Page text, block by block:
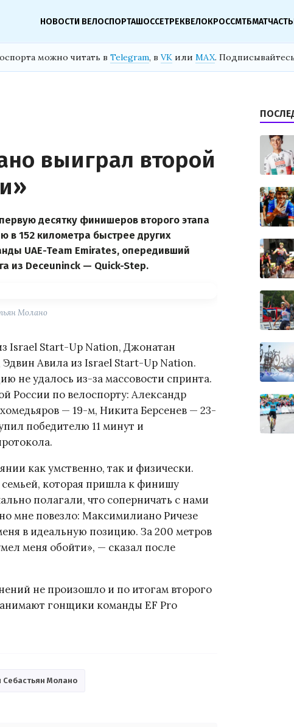
НОВОСТИ ВЕЛОСПОРТАШОССЕТРЕКВЕЛОКРОССМТБМАТЧАСТЬ
можно читать в Telegram, в VK или MAX.
выиграл второй
десятку финишеров второго этапа
в 152 километра быстрее других
UAE-Team Emirates, опередивший
из Deceuninck — Quick-Step.
Молано
Israel Start-Up Nation, Джонатан
Авила из Israel Start-Up Nation.
не удалось из-за массовости спринта.
России по велоспорту: Александр
— 19-м, Никита Берсенев — 23-
победителю 11 минут и
как умственно, так и физически.
которая пришла к финишу
полагали, что соперничать с нами
мне повезло: Максимилиано Ричезе
в идеальную позицию. За 200 метров
меня обойти», — сказал после
не произошло и по итогам второго
гонщики команды EF Pro
Себастьян Молано